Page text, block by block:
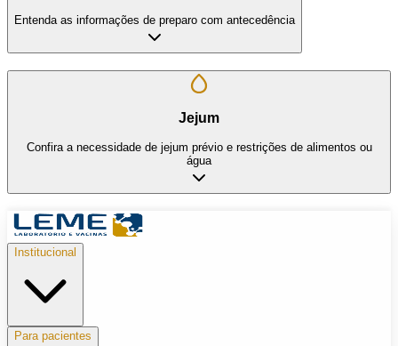
Entenda as informações de preparo com antecedência
Jejum
Confira a necessidade de jejum prévio e restrições de alimentos ou
água
Institucional
Para pacientes